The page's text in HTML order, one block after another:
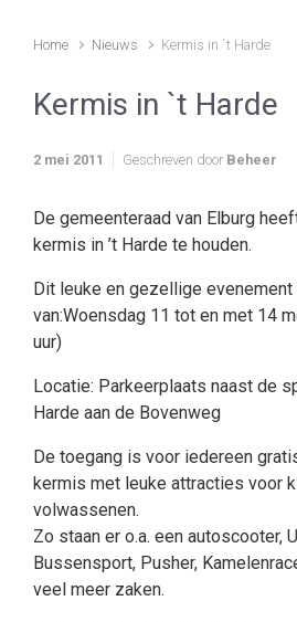
Home Nieuws Kermis in `t Harde
Kermis in `t Harde
2 mei 2011 Geschreven door Beheer
De gemeenteraad van Elburg
kermis in ’t Harde te houden.
Dit leuke en gezellige
van:Woensdag 11 tot en met 14
uur)
Locatie: Parkeerplaats naast de
Harde aan de Bovenweg
De toegang is voor iedereen
kermis met leuke attracties voor
volwassenen.
Zo staan er o.a. een autoscooter,
Bussensport, Pusher,
veel meer zaken.